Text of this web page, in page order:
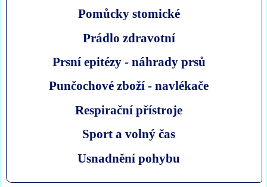
Pomůcky stomické
Prádlo zdravotní
Prsní epitézy - náhrady prsů
Punčochové zboží - navlékače
Respirační přístroje
Sport a volný čas
Usnadnění pohybu